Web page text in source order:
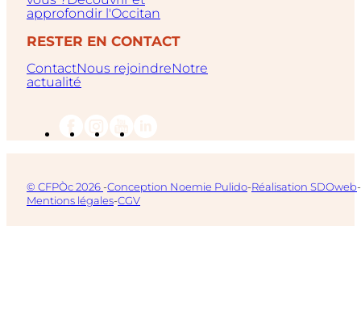
approfondir l'Occitan
RESTER EN CONTACT
ContactNous rejoindreNotre
actualité
© CFPÒc 2026-Conception Noemie Pulido-Réalisation SDOweb-
Mentions légales-CGV